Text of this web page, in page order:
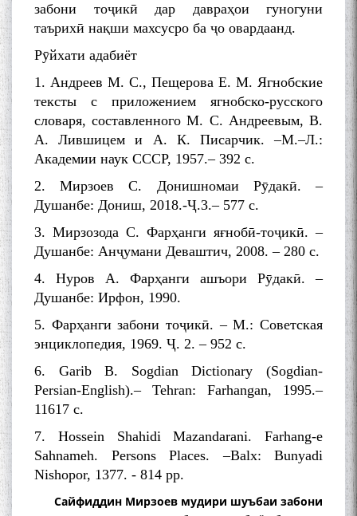
забони тоҷикӣ дар давраҳои гуногуни
таърихӣ нақши махсусро ба ҷо овардаанд.
Рӯйхати адабиёт
1. Андреев М. С., Пещерова Е. М. Ягнобские
тексты с приложением ягнобско-русского
словаря, составленного М. С. Андреевым, В.
А. Лившицем и А. К. Писарчик. –М.–Л.:
Академии наук СССР, 1957.– 392 с.
2. Мирзоев С. Донишномаи Рӯдакӣ. –
Душанбе: Дониш, 2018.-Ҷ.3.– 577 с.
3. Мирзозода С. Фарҳанги яғнобӣ-тоҷикӣ. –
Душанбе: Анҷумани Деваштич, 2008. – 280 с.
4. Нуров А. Фарҳанги ашъори Рӯдакӣ. –
Душанбе: Ирфон, 1990.
5. Фарҳанги забони тоҷикӣ. – М.: Советская
энциклопедия, 1969. Ҷ. 2. – 952 с.
6. Garib B. Sogdian Dictionary (Sogdian-
Persian-English).– Tehran: Farhangan, 1995.–
11617 c.
7. Hossein Shahidi Mazandarani. Farhang-e
Sahnameh. Persons Places. –Balx: Bunyadi
Nishopor, 1377. - 814 pp.
Сайфиддин Мирзоев мудири шуъбаи забони
به عبارت دیگر: گفتگو با مومن
قناعت Mumin Qanoat
Сухбати навқаламон бо
Муъмин Қаноат\Meeting of
young talents with Mumyin
Kanoat
The Persian Gulf Beautiful
poetry from Устод Мумин
Қаноат (Ustod Mumin Qanoat)
and Master Mehryar
Mehrafarin about the conflict
of the name of the Persian
Gulf
Қаноат: Чанор ҳам "гап"